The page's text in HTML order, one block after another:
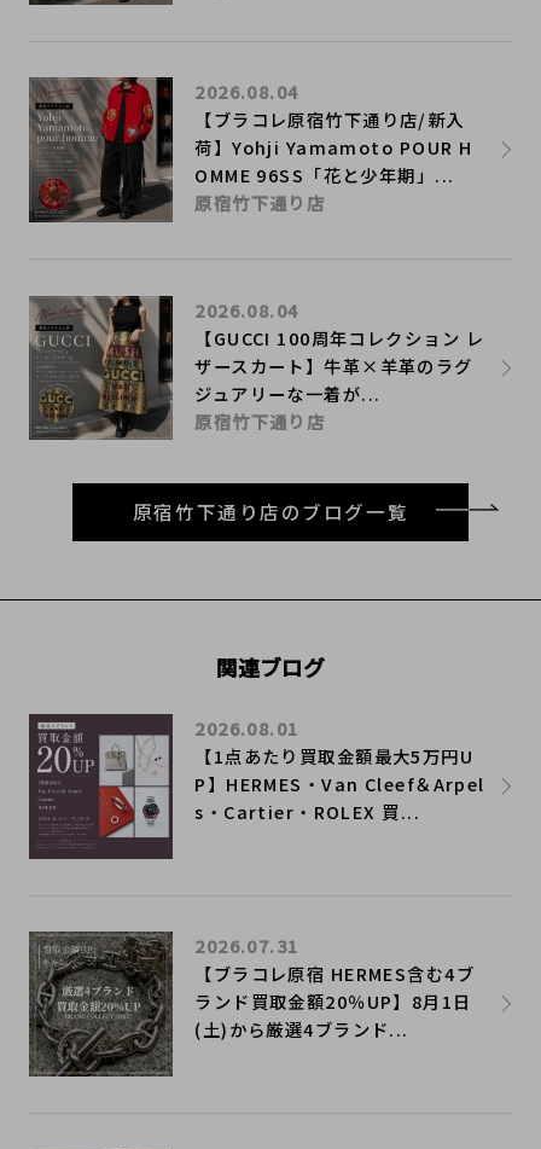
【ブラコレ原宿竹下通り店/新入
荷】Yohji Yamamoto POUR H
OMME 96SS「花と少年期」...
2026.08.04
原宿竹下通り店
【GUCCI 100周年コレクション レ
ザースカート】牛革×羊革のラグ
ジュアリーな一着が...
2026.08.04
原宿竹下通り店
原宿竹下通り店のブログ一覧
関連ブログ
【1点あたり買取金額最大5万円U
P】HERMES・Van Cleef＆Arpel
s・Cartier・ROLEX 買...
2026.08.01
【ブラコレ原宿 HERMES含む4ブ
ランド買取金額20％UP】8月1日
(土)から厳選4ブランド...
2026.07.31